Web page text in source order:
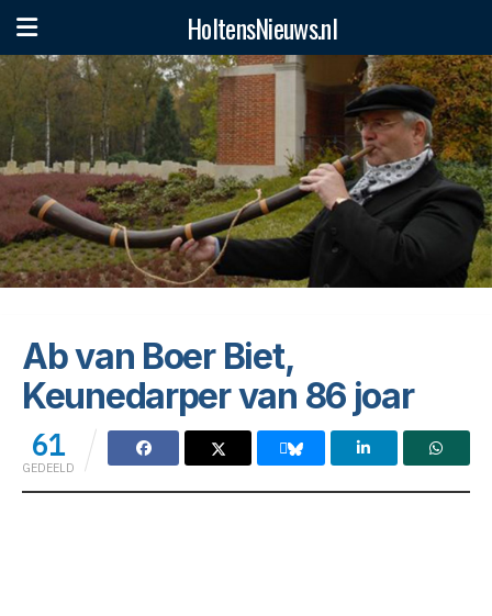
HoltensNieuws.nl
Start»Ab van Boer Biet, Keunedarper van 86 joar
Ab van Boer Biet,
Keunedarper van 86 joar
61
GEDEELD